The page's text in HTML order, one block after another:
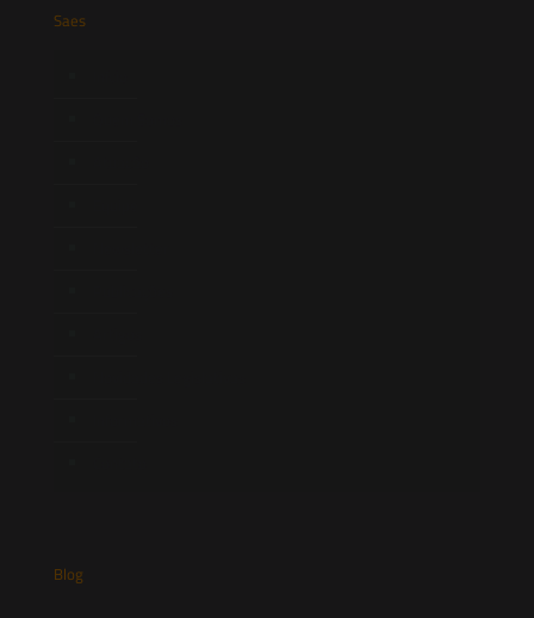
Saes
Blog